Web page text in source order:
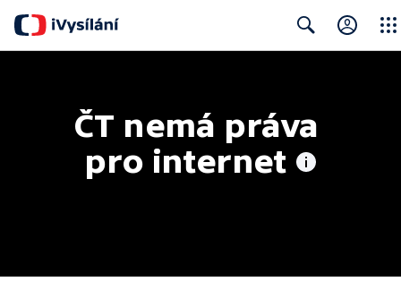
ČT nemá práva
pro internet